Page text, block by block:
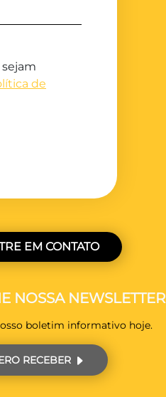
de
EM CONTATO
NOSSA NEWSLETTER
boletim informativo hoje.
RECEBER